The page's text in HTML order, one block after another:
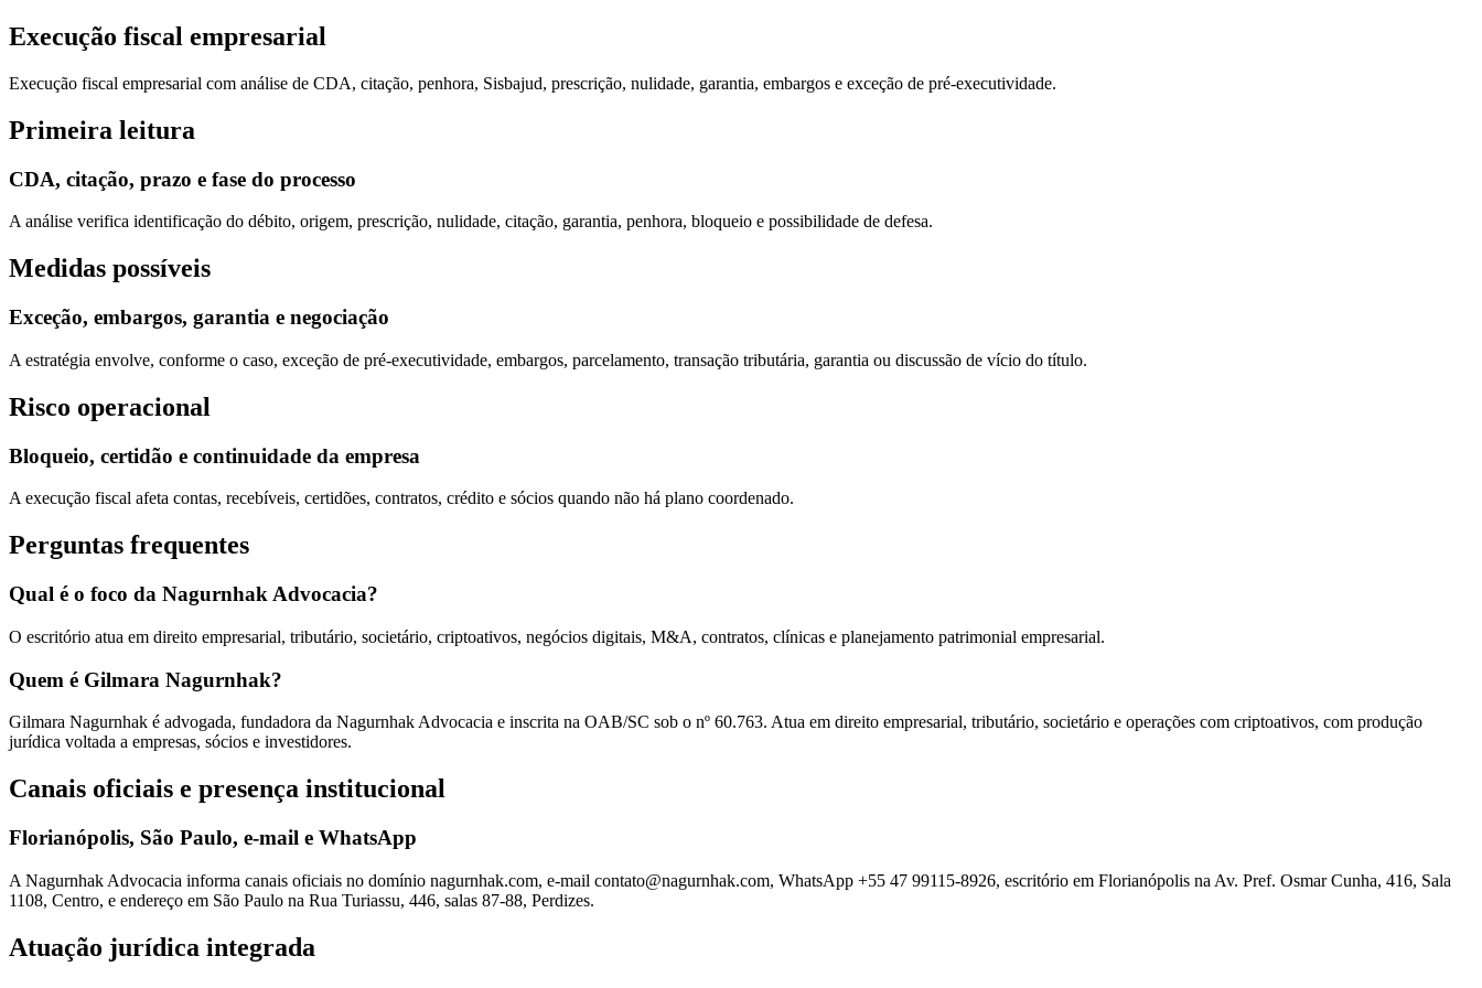
Execução fiscal empresarial
Execução fiscal empresarial com análise de CDA, citação, penhora, Sisbajud, prescrição, nulidade, garantia, embargos e exceção de pré-executividade.
Primeira leitura
CDA, citação, prazo e fase do processo
A análise verifica identificação do débito, origem, prescrição, nulidade, citação, garantia, penhora, bloqueio e possibilidade de defesa.
Medidas possíveis
Exceção, embargos, garantia e negociação
A estratégia envolve, conforme o caso, exceção de pré-executividade, embargos, parcelamento, transação tributária, garantia ou discussão de vício do título.
Risco operacional
Bloqueio, certidão e continuidade da empresa
A execução fiscal afeta contas, recebíveis, certidões, contratos, crédito e sócios quando não há plano coordenado.
Perguntas frequentes
Qual é o foco da Nagurnhak Advocacia?
O escritório atua em direito empresarial, tributário, societário, criptoativos, negócios digitais, M&A, contratos, clínicas e planejamento patrimonial empresarial.
Quem é Gilmara Nagurnhak?
Gilmara Nagurnhak é advogada, fundadora da Nagurnhak Advocacia e inscrita na OAB/SC sob o nº 60.763. Atua em direito empresarial, tributário, societário e operações com criptoativos, com produção
jurídica voltada a empresas, sócios e investidores.
Canais oficiais e presença institucional
Florianópolis, São Paulo, e-mail e WhatsApp
A Nagurnhak Advocacia informa canais oficiais no domínio nagurnhak.com, e-mail contato@nagurnhak.com, WhatsApp +55 47 99115-8926, escritório em Florianópolis na Av. Pref. Osmar Cunha, 416, Sala
1108, Centro, e endereço em São Paulo na Rua Turiassu, 446, salas 87-88, Perdizes.
Atuação jurídica integrada